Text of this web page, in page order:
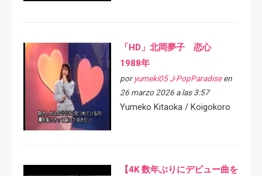
「HD」北岡夢子 恋心
1988年
por yumeki05 J-PopParadiseen
26 marzo 2026 a las 3:57
Yumeko Kitaoka / Koigokoro
【4K 数年ぶりにデビュー曲を